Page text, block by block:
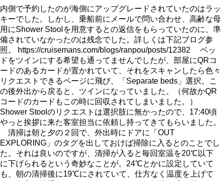
内側で予約したのが海側にアップグレードされていたのはラッ
キーでした。しかし、乗船前にメールで問い合わせ、高齢な母
用にShower Stoolを用意するとの返信をもらっていたのに、準
備されていなかったのは残念でした。詳しくは下記ブログ参
照。 https://cruisemans.com/blogs/ranpou/posts/12382 ベッ
ドをツインにする希望も通ってませんでしたが、部屋にQRコ
ードのあるカードが置かれていて、それをスキャンしたら色々
リクエストできるページに飛び、「Separate beds」選択。こ
の後外出から戻ると、ツインになっていました。（何故かQR
コードのカードもこの時に回収されてしまいました。）
Shower Stoolのリクエストは選択肢に無かったので、17:40頃
やっと挨拶に来た客室担当に依頼し持ってきてもらいました。
清掃は朝と夕の２回で、外出時にドアに「OUT
EXPLORING」のタグを出しておけば掃除に入るとのことでし
た。それは良いのですが、清掃が入ると毎回室温を20℃以下
に下げられるという奇妙なことが。24℃とかに設定していて
も、朝の清掃後に19℃にされていて、仕方なく温度を上げて